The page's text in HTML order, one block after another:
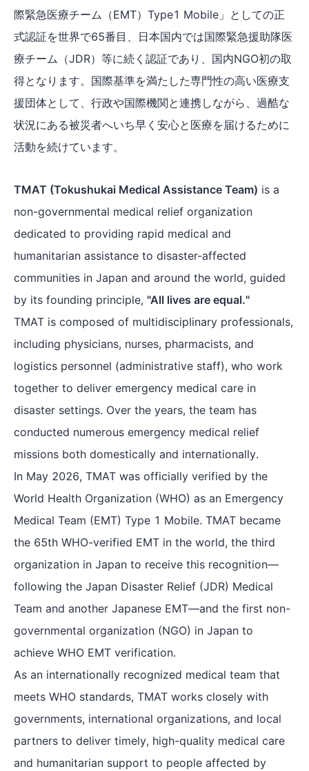
際緊急医療チーム（EMT）Type1 Mobile」としての正
式認証を世界で65番目、日本国内では国際緊急援助隊医
療チーム（JDR）等に続く認証であり、国内NGO初の取
得となります。国際基準を満たした専門性の高い医療支
援団体として、行政や国際機関と連携しながら、過酷な
状況にある被災者へいち早く安心と医療を届けるために
活動を続けています。
TMAT (Tokushukai Medical Assistance Team) is a
non-governmental medical relief organization
dedicated to providing rapid medical and
humanitarian assistance to disaster-affected
communities in Japan and around the world, guided
by its founding principle, "All lives are equal."
TMAT is composed of multidisciplinary professionals,
including physicians, nurses, pharmacists, and
logistics personnel (administrative staff), who work
together to deliver emergency medical care in
disaster settings. Over the years, the team has
conducted numerous emergency medical relief
missions both domestically and internationally.
In May 2026, TMAT was officially verified by the
World Health Organization (WHO) as an Emergency
Medical Team (EMT) Type 1 Mobile. TMAT became
the 65th WHO-verified EMT in the world, the third
organization in Japan to receive this recognition—
following the Japan Disaster Relief (JDR) Medical
Team and another Japanese EMT—and the first non-
governmental organization (NGO) in Japan to
achieve WHO EMT verification.
As an internationally recognized medical team that
meets WHO standards, TMAT works closely with
governments, international organizations, and local
partners to deliver timely, high-quality medical care
and humanitarian support to people affected by